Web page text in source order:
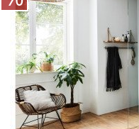
Möbel-
Konfigurator
0%
Finanzierung
Markenwelt